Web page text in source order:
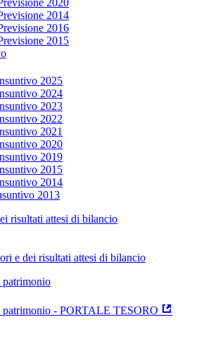
2014
2016
2015
2025
2024
2023
2022
2021
2020
2019
2015
2014
2013
risultati attesi di bilancio
e dei risultati attesi di bilancio
patrimonio
patrimonio - PORTALE TESORO